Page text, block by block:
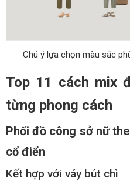
Chú ý lựa chọn màu sắc
Top 11 cách mix
từng phong cách
Phối đồ công sở nữ
cổ điển
Kết hợp với váy bút chì